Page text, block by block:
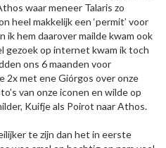
waar meneer Talaris zo
heel makkelijk een ‘permit’ voor
ik hem daarover mailde kwam ook
gezoek op internet kwam ik toch
ons 6 maanden voor
2x met ene Giórgos over onze
van onze iconen en wilde op
Kuifje als Poirot naar Athos.
te zijn dan het in eerste